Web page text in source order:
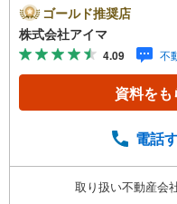
間取りは4LDK・
と、暮らしの広さ
能光熱費と快適さ
層ガラス。外気と
コジョーズ。■ア
て・マンションの
もご見学OK/ご自
方もご相談くださ
ゴールド推奨店
株式会社アイマ
4.09 不
資料をも
電話
取り扱い不動産会